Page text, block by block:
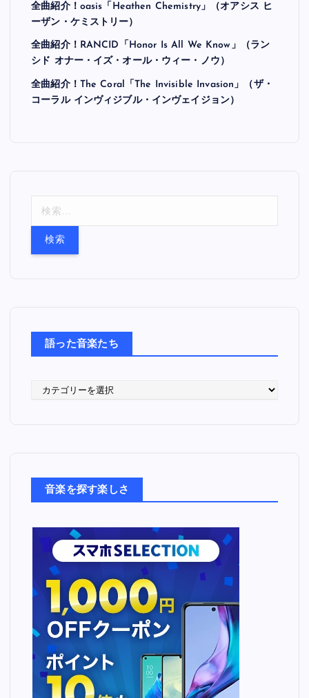
全曲紹介！oasis「Heathen Chemistry」（オアシス ヒ
ーザン・ケミストリー）
全曲紹介！RANCID「Honor Is All We Know」（ラン
シド オナー・イズ・オール・ウィー・ノウ）
全曲紹介！The Coral「The Invisible Invasion」（ザ・
コーラル インヴィジブル・インヴェイジョン）
語った音楽たち
音楽を探す楽しさ